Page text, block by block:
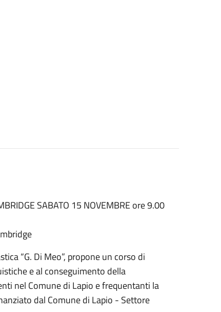
SABATO 15 NOVEMBRE ore 9.00
“G. Di Meo”, propone un corso di
e al conseguimento della
nel Comune di Lapio e frequentanti la
dal Comune di Lapio - Settore